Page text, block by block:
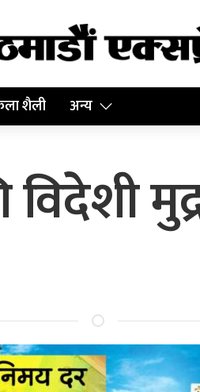
शैली अन्य